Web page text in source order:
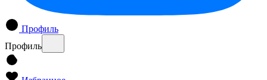
Профиль
Профиль